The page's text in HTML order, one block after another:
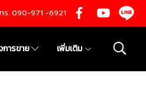
ร. 090-971 -6921
การขาย เพิ่มเติม